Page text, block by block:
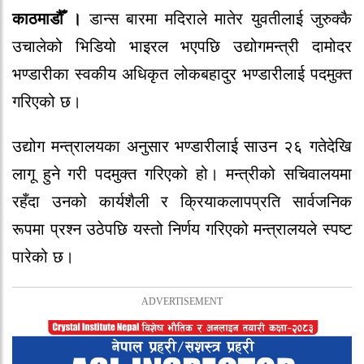
काठमाडौँ । डान्स बारमा मदिराले मातेर युवतीलाई जुरुक्कै
उचालेको भिडियो भाइरल भएपछि उद्योगमन्त्री दामोदर
भण्डारीका स्वकीय अधिकृत लोकबहादुर भण्डारीलाई पदमुक्त
गरिएको छ।
उद्योग मन्त्रालयका अनुसार भण्डारीलाई साउन २६ गतेदेखि
लागू हुने गरी पदमुक्त गरिएको हो। मन्त्रीको सचिवालयमा
रहँदा उनको कार्यशैली र क्रियाकलापप्रति सार्वजनिक
रूपमा प्रश्न उठेपछि यस्तो निर्णय गरिएको मन्त्रालयले स्पष्ट
पारेको छ।